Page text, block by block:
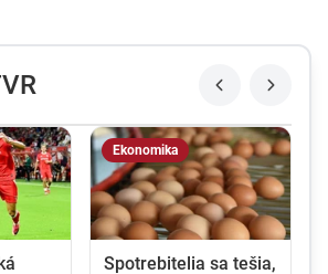
Ekonomika
Spotrebitelia sa tešia,